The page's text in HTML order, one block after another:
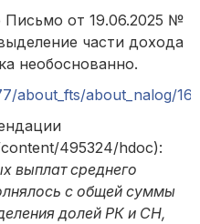
от 19.06.2025 №
части дохода
необоснованно.
about_fts/about_nalog/
495324/hdoc):
выплат среднего
с общей суммы
долей РК и СН,